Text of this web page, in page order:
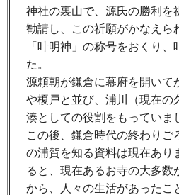
神社の裏山で、源氏の勝利を
勧請し、この祈願がかなえら
「叶明神」の称号をおくり
た。
源頼朝が鎌倉に幕府を開いて
や榎戸と並び、浦川（現在の
湊としての役割をもっていま
この後、鎌倉時代の終わりご
の浦賀を知る資料は現在あり
ると、現在あるお寺の大多数
から、人々の生活があったこ